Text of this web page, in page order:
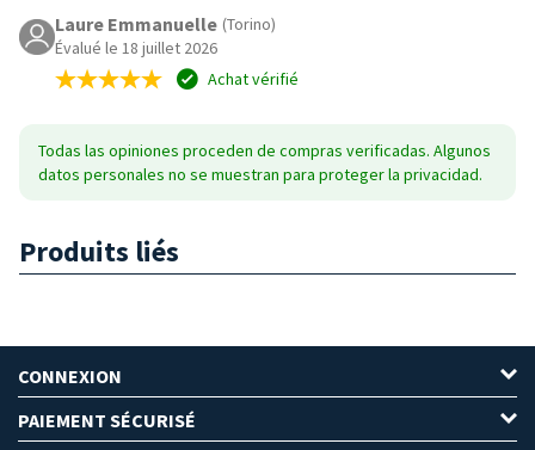
Laure Emmanuelle (Torino)
Évalué le 18 juillet 2026
Achat vérifié
Todas las opiniones proceden de compras verificadas. Algunos
datos personales no se muestran para proteger la privacidad.
Produits liés
CONNEXION
PAIEMENT SÉCURISÉ